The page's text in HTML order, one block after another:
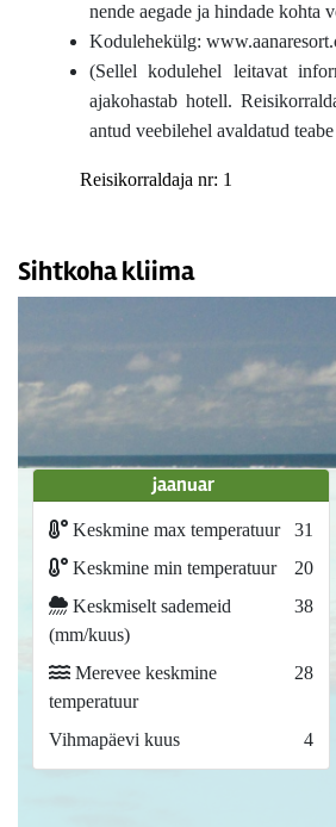
nende aegade ja hindade kohta
Kodulehekülg:
(Sellel kodulehel leitavat
ajakohastab hotell.
antud veebilehel avaldatud
Reisikorraldaja nr: 1
Sihtkoha kliima
jaanuar
Keskmine max temperatuur
31
Keskmine min temperatuur
20
Keskmiselt sademeid
(mm/kuus)
38
Merevee keskmine
temperatuur
28
Vihmapäevi kuus 4